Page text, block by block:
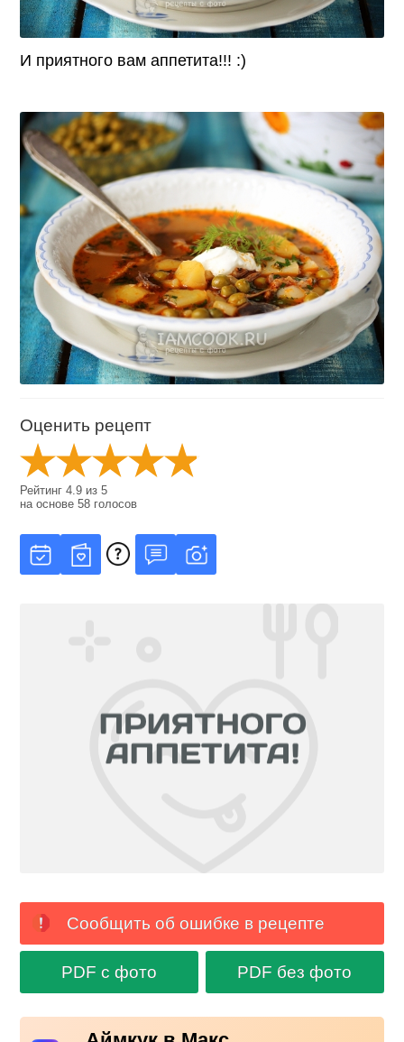
И приятного вам аппетита!!! :)
Оценить рецепт
Рейтинг4.9 из5
на основе58 голосов
Сообщить об ошибке в рецепте
PDF с фото PDF без фото